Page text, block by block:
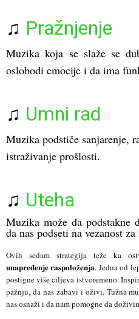
♫ Pražnjenje
Muzika koja se slaže se
oslobodi emocije i da ima
♫ Umni rad
Muzika podstiče sanjarenje,
istraživanje prošlosti.
♫ Uteha
Muzika može da podstakne
da nas podseti na vezanost
Ovih sedam strategija teže ka
unapređenje raspoloženja. Jedna od
postigne više ciljeva istvoremeno.
pažnju, da nas zabavi i oživi. Tužna
nas osnaži i da nam pomogne da